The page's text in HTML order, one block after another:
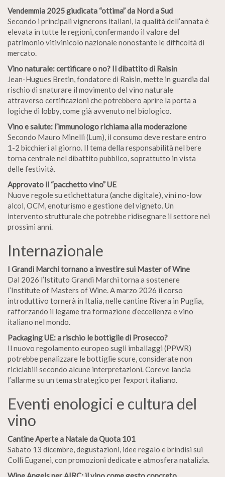
Vendemmia 2025 giudicata “ottima” da Nord a Sud
Secondo i principali vignerons italiani, la qualità dell’annata è
elevata in tutte le regioni, confermando il valore del
patrimonio vitivinicolo nazionale nonostante le difficoltà di
mercato.
Vino naturale: certificare o no? Il dibattito di Raisin
Jean-Hugues Bretin, fondatore di Raisin, mette in guardia dal
rischio di snaturare il movimento del vino naturale
attraverso certificazioni che potrebbero aprire la porta a
logiche di lobby, come già avvenuto nel biologico.
Vino e salute: l’immunologo richiama alla moderazione
Secondo Mauro Minelli (Lum), il consumo deve restare entro
1-2 bicchieri al giorno. Il tema della responsabilità nel bere
torna centrale nel dibattito pubblico, soprattutto in vista
delle festività.
Approvato il “pacchetto vino” UE
Nuove regole su etichettatura (anche digitale), vini no-low
alcol, OCM, enoturismo e gestione del vigneto. Un
intervento strutturale che potrebbe ridisegnare il settore nei
prossimi anni.
Internazionale
I Grandi Marchi tornano a investire sui Master of Wine
Dal 2026 l’Istituto Grandi Marchi torna a sostenere
l’Institute of Masters of Wine. A marzo 2026 il corso
introduttivo tornerà in Italia, nelle cantine Rivera in Puglia,
rafforzando il legame tra formazione d’eccellenza e vino
italiano nel mondo.
Packaging UE: a rischio le bottiglie di Prosecco?
Il nuovo regolamento europeo sugli imballaggi (PPWR)
potrebbe penalizzare le bottiglie scure, considerate non
riciclabili secondo alcune interpretazioni. Coreve lancia
l’allarme su un tema strategico per l’export italiano.
Eventi enologici e cultura del
vino
Cantine Aperte a Natale da Quota 101
Sabato 13 dicembre, degustazioni, idee regalo e brindisi sui
Colli Euganei, con promozioni dedicate e atmosfera natalizia.